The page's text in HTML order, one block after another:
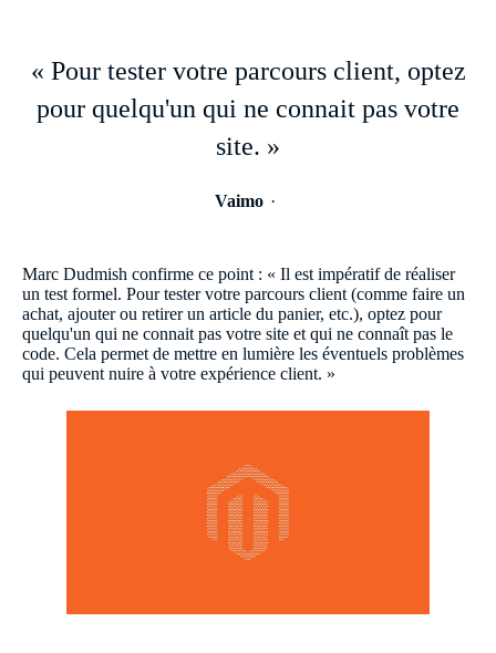
« Pour tester votre parcours client, optez
pour quelqu'un qui ne connait pas votre
site. »
Vaimo
Marc Dudmish confirme ce point : « Il est impératif de réaliser
un test formel. Pour tester votre parcours client (comme faire un
achat, ajouter ou retirer un article du panier, etc.), optez pour
quelqu'un qui ne connait pas votre site et qui ne connaît pas le
code. Cela permet de mettre en lumière les éventuels problèmes
qui peuvent nuire à votre expérience client. »